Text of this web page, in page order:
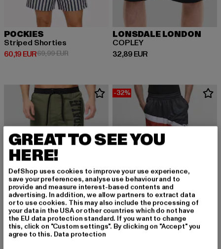
POCKIES
Striped Shorties
60,19 EUR
Derzeitiger Preis: 60,19 EUR
69,99 EURAktionspreis: 69,99 EUR
LONSDALE LONDON
COPLEY
32,89 EUR
Derzeitiger Preis: 32,89 EUR
-32%
GREAT TO SEE YOU
HERE!
DefShop uses cookies to improve your use experience,
save your preferences, analyse use behaviour and to
provide and measure interest-based contents and
advertising. In addition, we allow partners to extract data
or to use cookies. This may also include the processing of
your data in the USA or other countries which do not have
the EU data protection standard. If you want to change
this, click on "Custom settings". By clicking on "Accept" you
agree to this. Data protection